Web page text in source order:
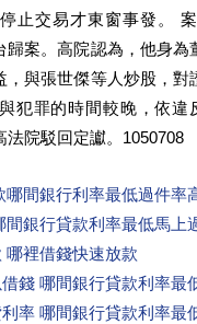
止交易才東窗事發。
歸案。高院認為，他身為
，與張世傑等人炒股，對
犯罪的時間較晚，依違
法院駁回定讞。1050708
哪間銀行利率最低過件率
間銀行貸款利率最低馬上
哪裡借錢快速放款
錢 哪間銀行貸款利率最
率 哪間銀行貸款利率最